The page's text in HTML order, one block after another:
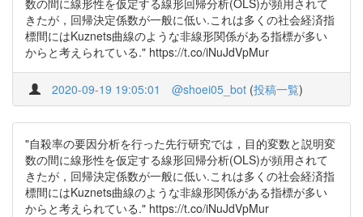
数の間に線形性を仮定する線形回帰分析(OLS)が頻用されて
きたが，回帰決定係数が一般に低い.これは多くの社会経済指
標間にはKuznets曲線のような非線形関係がある指標が多い
からと考えられている." https://t.co/iNuJdVpMur
2020-09-19 19:05:01 @shoei05_bot (投稿一覧)
"自殺率の要因分析を行った先行研究では，目的変数と説明変
数の間に線形性を仮定する線形回帰分析(OLS)が頻用されて
きたが，回帰決定係数が一般に低い.これは多くの社会経済指
標間にはKuznets曲線のような非線形関係がある指標が多い
からと考えられている." https://t.co/iNuJdVpMur